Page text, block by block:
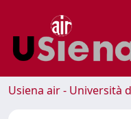
Usiena air - Università